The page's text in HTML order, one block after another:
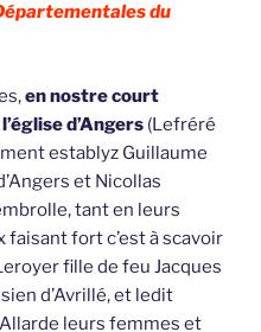
du
en nostre court
d’Angers (Lefréré
establyz Guillaume
et Nicollas
tant en leurs
fort c’est à scavoir
fille de feu Jacques
d’Avrillé, et ledit
leurs femmes et